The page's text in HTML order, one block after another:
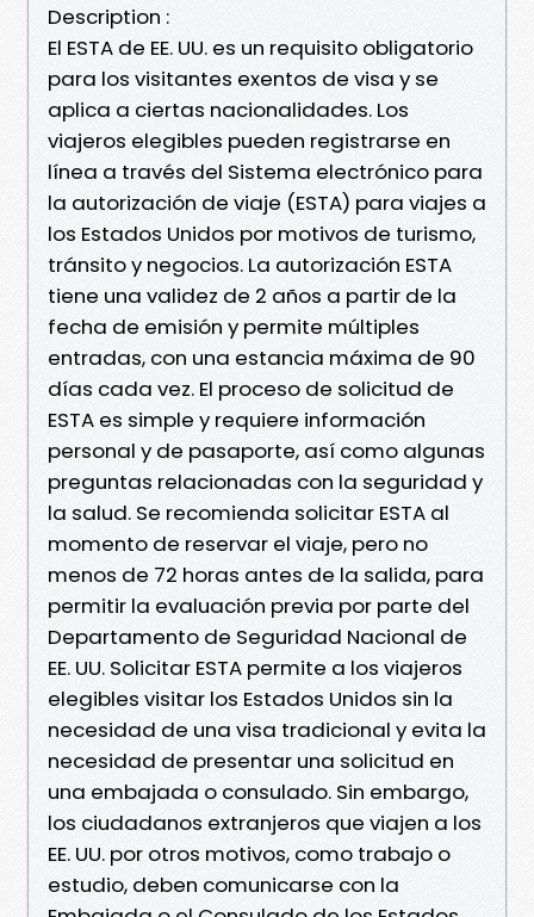
Description :
El ESTA de EE. UU. es un requisito obligatorio
para los visitantes exentos de visa y se
aplica a ciertas nacionalidades. Los
viajeros elegibles pueden registrarse en
línea a través del Sistema electrónico para
la autorización de viaje (ESTA) para viajes a
los Estados Unidos por motivos de turismo,
tránsito y negocios. La autorización ESTA
tiene una validez de 2 años a partir de la
fecha de emisión y permite múltiples
entradas, con una estancia máxima de 90
días cada vez. El proceso de solicitud de
ESTA es simple y requiere información
personal y de pasaporte, así como algunas
preguntas relacionadas con la seguridad y
la salud. Se recomienda solicitar ESTA al
momento de reservar el viaje, pero no
menos de 72 horas antes de la salida, para
permitir la evaluación previa por parte del
Departamento de Seguridad Nacional de
EE. UU. Solicitar ESTA permite a los viajeros
elegibles visitar los Estados Unidos sin la
necesidad de una visa tradicional y evita la
necesidad de presentar una solicitud en
una embajada o consulado. Sin embargo,
los ciudadanos extranjeros que viajen a los
EE. UU. por otros motivos, como trabajo o
estudio, deben comunicarse con la